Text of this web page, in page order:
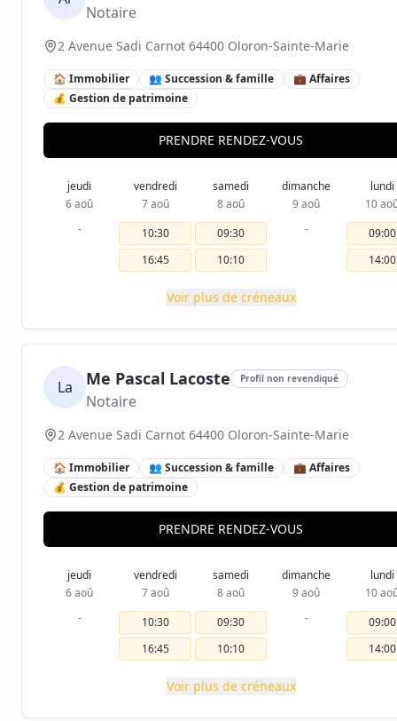
Notaire
2 Avenue Sadi Carnot 64400 Oloron-Sainte-Marie
🏠 Immobilier 👥 Succession & famille
💼 Affaires
💰 Gestion de patrimoine
PRENDRE RENDEZ-VOUS
jeudi
6 aoû
-
vendredi
7 aoû
10:30
16:45
samedi
8 aoû
09:30
10:10
dimanche
9 aoû
-
lundi
10
09:00
14:00
Voir plus de créneaux
La Me Pascal Lacoste Profil non revendiqué
Notaire
2 Avenue Sadi Carnot 64400 Oloron-Sainte-Marie
🏠 Immobilier 👥 Succession & famille
💼 Affaires
💰 Gestion de patrimoine
PRENDRE RENDEZ-VOUS
jeudi
6 aoû
-
vendredi
7 aoû
10:30
16:45
samedi
8 aoû
09:30
10:10
dimanche
9 aoû
-
lundi
10
09:00
14:00
Voir plus de créneaux